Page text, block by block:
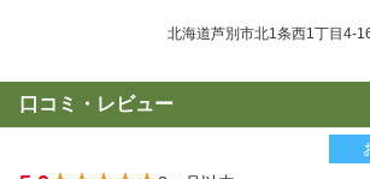
北海道芦別市北1条西1丁目4-
口コミ・レビュー